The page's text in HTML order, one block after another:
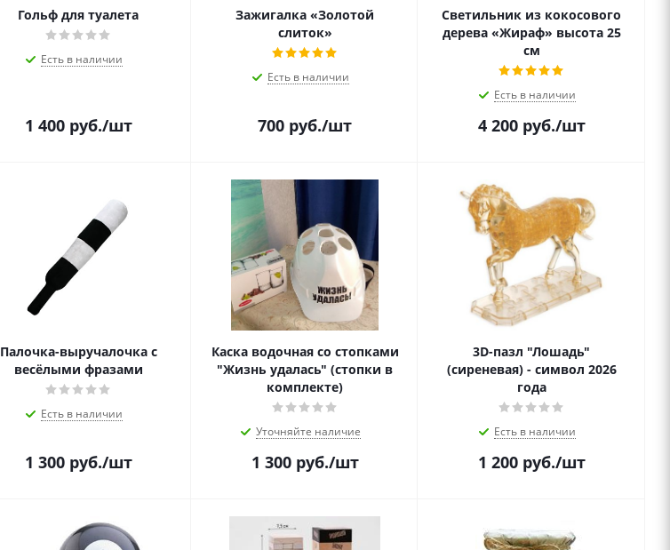
Гольф для туалета
Есть в наличии
1 400руб./шт
Зажигалка «Золотой
слиток»
Есть в наличии
700 руб./шт
Светильник из кокосового
дерева «Жираф» высота 25
см
Есть в наличии
4 200руб./шт
Палочка-выручалочка с
весёлыми фразами
Есть в наличии
1 300руб./шт
Каска водочная со стопками
"Жизнь удалась" (стопки в
комплекте)
Уточняйте наличие
1 300руб./шт
3D-пазл "Лошадь"
(сиреневая) - символ 2026
года
Есть в наличии
1 200руб./шт